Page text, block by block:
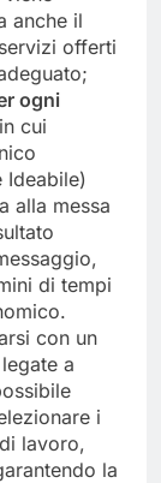
anche il
offerti
ogni
cui
Ideabile)
alla messa
di tempi
con un
a
i
lavoro,
la